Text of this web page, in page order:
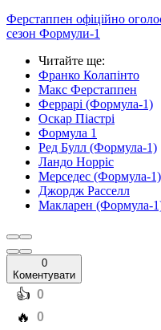
Ферстаппен офіційно
сезон Формули-1
Читайте ще:
Франко Колапінто
Макс Ферстаппен
Феррарі (Формула-1)
Оскар Піастрі
Формула 1
Ред Булл (Формула-1)
Ландо Норріс
Мерседес (Формула-1)
Джордж Расселл
Макларен (Формула-
0
Коментувати
️👍 0
️🔥 0